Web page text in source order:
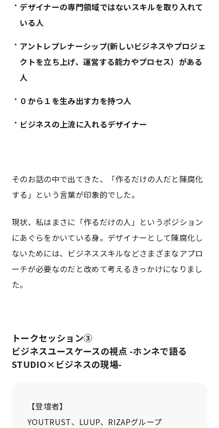
デザイナーの専門領域ではないスキルを取り入れて
いる人
アントレプレナーシップ(新しいビジネスやプロジェ
クトを立ち上げ、運営する能力やプロセス）がある
人
０から１を生み出す力を持つ人
ビジネスの上流に入れるデザイナー
そのお話の中で出てきた、「作るだけの人だと陳腐化
する」という言葉が印象的でした。
現状、私はまさに「作るだけの人」というポジション
にあぐらをかいている身。デザイナーとして陳腐化し
ないためには、ビジネススキルなどさまざまなアプロ
ーチが必要なのだと改めて考えるきっかけになりまし
た。
トークセッション③
ビジネスユースケースの視点 -ホンネで語る
STUDIO×ビジネスの現場-
【登壇者】
YOUTRUST、LUUP、RIZAPグループ